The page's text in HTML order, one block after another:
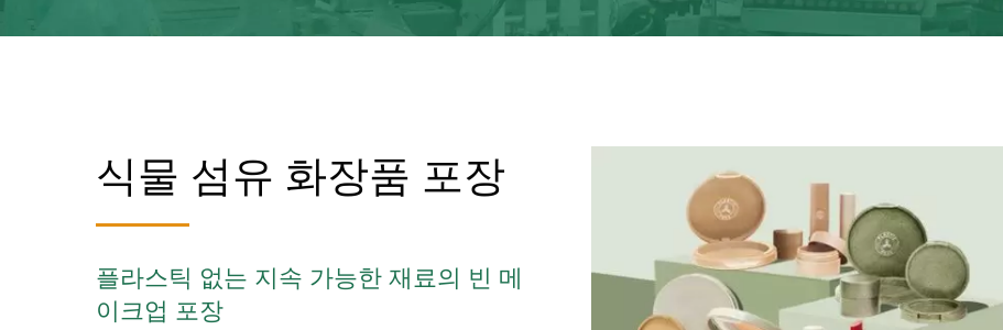
식물 섬유 화장품 포장
플라스틱 없는 지속 가능한 재료의 빈 메
이크업 포장